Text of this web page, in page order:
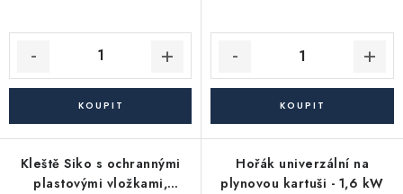
Kleště Siko s ochrannými
plastovými vložkami,
Hořák univerzální na
plynovou kartuši - 1,6 kW